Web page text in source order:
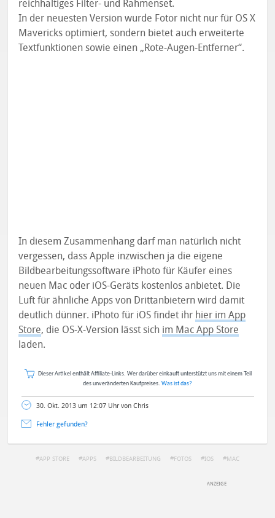
reichhaltiges Filter- und Rahmenset.
In der neuesten Version wurde Fotor nicht nur für OS X
Mavericks optimiert, sondern bietet auch erweiterte
Textfunktionen sowie einen „Rote-Augen-Entferner“.
In diesem Zusammenhang darf man natürlich nicht
vergessen, dass Apple inzwischen ja die eigene
Bildbearbeitungssoftware iPhoto für Käufer eines
neuen Mac oder iOS-Geräts kostenlos anbietet. Die
Luft für ähnliche Apps von Drittanbietern wird damit
deutlich dünner. iPhoto für iOS findet ihr hier im App
Store, die OS-X-Version lässt sich im Mac App Store
laden.
Dieser Artikel enthält Affiliate-Links. Wer darüber einkauft unterstützt uns mit einem Teil
des unveränderten Kaufpreises. Was ist das?
30. Okt. 2013 um 12:07 Uhr von Chris
Fehler gefunden?
APP STORE APPS BILDBEARBEITUNG FOTOS IOS MAC